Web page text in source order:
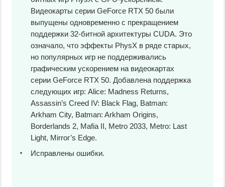
Видеокарты серии GeForce RTX 50 были
выпущены одновременно с прекращением
поддержки 32-битной архитектуры CUDA. Это
означало, что эффекты PhysX в ряде старых,
но популярных игр не поддерживались
графическим ускорением на видеокартах
серии GeForce RTX 50. Добавлена поддержка
следующих игр: Alice: Madness Returns,
Assassin’s Creed IV: Black Flag, Batman:
Arkham City, Batman: Arkham Origins,
Borderlands 2, Mafia II, Metro 2033, Metro: Last
Light, Mirror’s Edge.
Исправлены ошибки.